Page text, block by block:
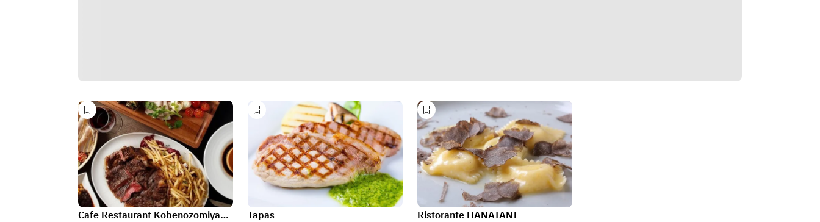
Cafe Restaurant Kobenozomiyama Tapas Ristorante HANATANI